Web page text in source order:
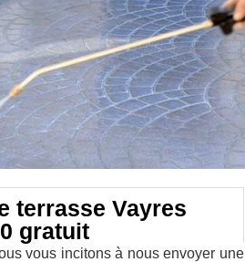
terrasse Vayres
gratuit
vous incitons à nous envoyer une